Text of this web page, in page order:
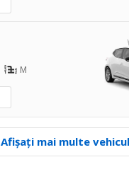
M
Afișați mai multe